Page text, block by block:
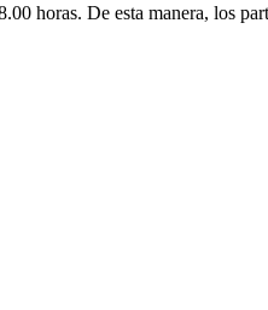
horas. De esta manera, los